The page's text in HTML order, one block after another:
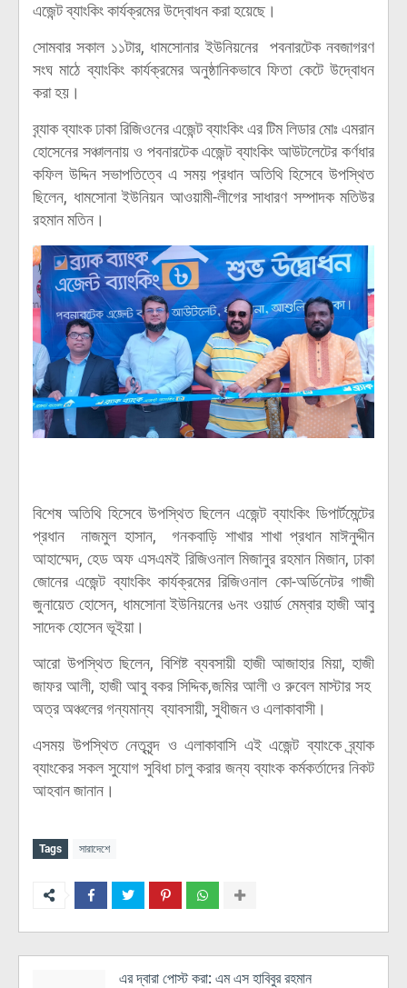
এজেন্ট ব্যাংকিং কার্যক্রমের উদ্বোধন করা হয়েছে।
সোমবার সকাল ১১টার, ধামসোনার ইউনিয়নের পবনারটেক নবজাগরণ
সংঘ মাঠে ব্যাংকিং কার্যক্রমের অনুষ্ঠানিকভাবে ফিতা কেটে উদ্বোধন
করা হয়।
ব্র্যাক ব্যাংক ঢাকা রিজিওনের এজেন্ট ব্যাংকিং এর টিম লিডার মোঃ এমরান
হোসেনের সঞ্চালনায় ও পবনারটেক এজেন্ট ব্যাংকিং আউটলেটের কর্ণধার
কফিল উদ্দিন সভাপতিত্বে এ সময় প্রধান অতিথি হিসেবে উপস্থিত
ছিলেন, ধামসোনা ইউনিয়ন আওয়ামী-লীগের সাধারণ সম্পাদক মতিউর
রহমান মতিন।
বিশেষ অতিথি হিসেবে উপস্থিত ছিলেন এজেন্ট ব্যাংকিং ডিপার্টমেন্টের
প্রধান নাজমুল হাসান, গনকবাড়ি শাখার শাখা প্রধান মাঈনুদ্দীন
আহাম্মেদ, হেড অফ এসএমই রিজিওনাল মিজানুর রহমান মিজান, ঢাকা
জোনের এজেন্ট ব্যাংকিং কার্যক্রমের রিজিওনাল কো-অর্ডিনেটর গাজী
জুনায়েত হোসেন, ধামসোনা ইউনিয়নের ৬নং ওয়ার্ড মেম্বার হাজী আবু
সাদেক হোসেন ভূইয়া।
আরো উপস্থিত ছিলেন, বিশিষ্ট ব্যবসায়ী হাজী আজাহার মিয়া, হাজী
জাফর আলী, হাজী আবু বকর সিদ্দিক,জমির আলী ও রুবেল মাস্টার সহ
অত্র অঞ্চলের গন্যমান্য ব্যাবসায়ী, সুধীজন ও এলাকাবাসী।
এসময় উপস্থিত নেতৃবৃন্দ ও এলাকাবাসি এই এজেন্ট ব্যাংকে ব্র্যাক
ব্যাংকের সকল সুযোগ সুবিধা চালু করার জন্য ব্যাংক কর্মকর্তাদের নিকট
আহবান জানান।
Tags সারাদেশে
এর দ্বারা পোস্ট করা: এম এস হাবিবুর রহমান